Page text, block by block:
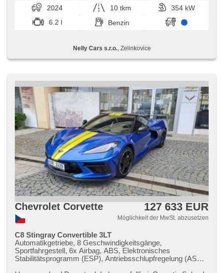
täglich Leuchten, LED denní svícení, automatické přepínání
dálkových světel, Alufelgen, erfüllt 'EURO VI',
Bordcomputer, dotykové ovládání palubního počítače,
digitální přístrojový štít, volba jízdního režimu, elektronická
startování, bezklíčové odemykání, Lichtsensor,
Scheibenwischersensor, Lenkrad einstellbar,
CarPlay, Bluetooth, El. Vorderscheiben, El. Klappspiegel, El.
Spiegel, samostmívací zrcátka, starten per Taste,
Wegfahrsperre, Alarmanlage, Zentralverriegelung mit
Funkfernbedienung, Sportsitze, Ledersitze, Lederpolsterung,
beheizte Sitze, El. einstellbare Sitze, odvětrávaná sedadla,
höheneinstellbare Sitze, höheneinstellbare Fahrersitz,
paměť nastavení sedadla řidiče, Reifendrucksensor,
Abnutzungssensor des Bremsbelages, Vorderlichter LED,
Heck LED Leuchte, USB, digitální příjem rádia (DAB),
Außenthermometer, beheizte Spiegel, Innenthermometer,
abgestimmter Auspuff, Getönte Scheiben, Rolldach, zadní
pohon, Längssitzvorschub, El. Anlasser, Garantie, digitální
přístrojová deska
2024 10 tkm
354 kW
6.2 l
Benzin
Nelly Cars s.r.o., Zelinkovice
Chevrolet Corvette 127 633 EUR
Möglichkeit der MwSt. abzusetzen
C8 Stingray Convertible 3LT
Automatikgetriebe, 8 Geschwindigkeitsgänge,
Sportfahrgestell, 6x Airbag, ABS, Elektronisches
Stabilitätsprogramm (ESP), Antriebsschlupfregelung (ASR),